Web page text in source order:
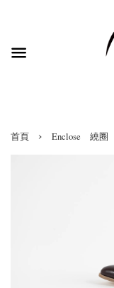
首頁 › Enclose 繞圈